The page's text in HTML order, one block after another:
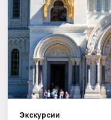
Экскурсии